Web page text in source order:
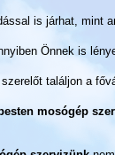
is járhat, mint
Önnek is
találjon a
mosógép